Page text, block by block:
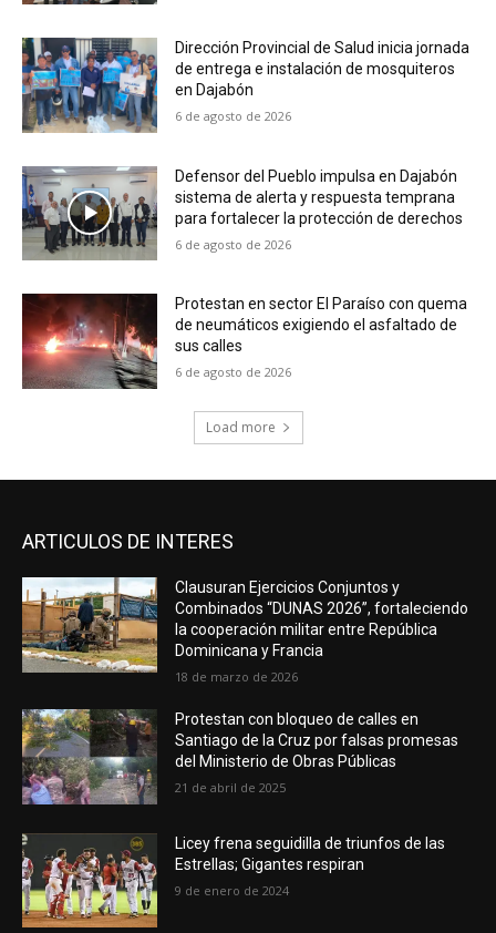
Dirección Provincial de Salud inicia jornada
de entrega e instalación de mosquiteros
en Dajabón
6 de agosto de 2026
Defensor del Pueblo impulsa en Dajabón
sistema de alerta y respuesta temprana
para fortalecer la protección de derechos
6 de agosto de 2026
Protestan en sector El Paraíso con quema
de neumáticos exigiendo el asfaltado de
sus calles
6 de agosto de 2026
Load more
ARTICULOS DE INTERES
Clausuran Ejercicios Conjuntos y
Combinados “DUNAS 2026”, fortaleciendo
la cooperación militar entre República
Dominicana y Francia
18 de marzo de 2026
Protestan con bloqueo de calles en
Santiago de la Cruz por falsas promesas
del Ministerio de Obras Públicas
21 de abril de 2025
Licey frena seguidilla de triunfos de las
Estrellas; Gigantes respiran
9 de enero de 2024